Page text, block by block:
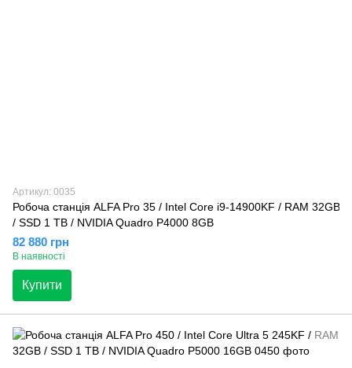
Артикул: 0035
Робоча станція ALFA Pro 35 / Intel Core i9-14900KF / RAM 32GB
/ SSD 1 TB / NVIDIA Quadro P4000 8GB
82 880 грн
В наявності
Купити